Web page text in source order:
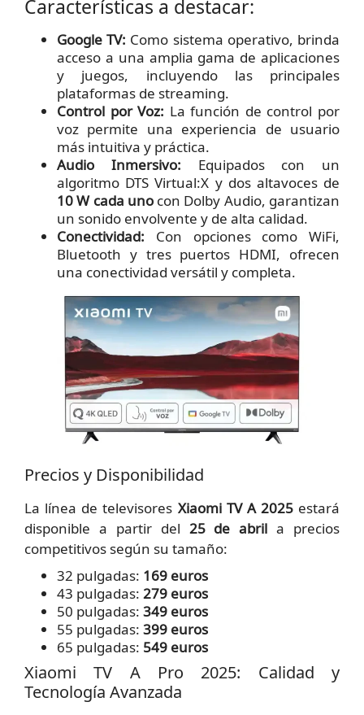
Características a destacar:
Google TV: Como sistema operativo, brinda
acceso a una amplia gama de aplicaciones
y juegos, incluyendo las principales
plataformas de streaming.
Control por Voz: La función de control por
voz permite una experiencia de usuario
más intuitiva y práctica.
Audio Inmersivo: Equipados con un
algoritmo DTS Virtual:X y dos altavoces de
10 W cada unocon Dolby Audio, garantizan
un sonido envolvente y de alta calidad.
Conectividad: Con opciones como WiFi,
Bluetooth y tres puertos HDMI, ofrecen
una conectividad versátil y completa.
Precios y Disponibilidad
La línea de televisores Xiaomi TV A 2025estará
disponible a partir del 25 de abril a precios
competitivos según su tamaño:
32 pulgadas: 169 euros
43 pulgadas: 279 euros
50 pulgadas: 349 euros
55 pulgadas: 399 euros
65 pulgadas: 549 euros
Xiaomi TV A Pro 2025: Calidad y
Tecnología Avanzada